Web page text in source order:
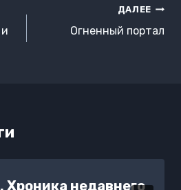
ДАЛЕЕ
Огненный портал
Хроника недавнего